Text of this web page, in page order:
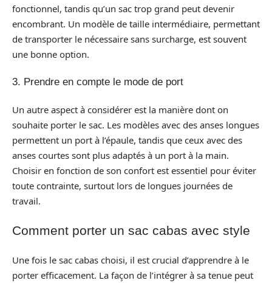
fonctionnel, tandis qu’un sac trop grand peut devenir
encombrant. Un modèle de taille intermédiaire, permettant
de transporter le nécessaire sans surcharge, est souvent
une bonne option.
3. Prendre en compte le mode de port
Un autre aspect à considérer est la manière dont on
souhaite porter le sac. Les modèles avec des anses longues
permettent un port à l’épaule, tandis que ceux avec des
anses courtes sont plus adaptés à un port à la main.
Choisir en fonction de son confort est essentiel pour éviter
toute contrainte, surtout lors de longues journées de
travail.
Comment porter un sac cabas avec style
Une fois le sac cabas choisi, il est crucial d’apprendre à le
porter efficacement. La façon de l’intégrer à sa tenue peut